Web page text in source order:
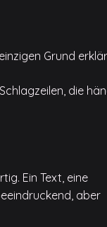
Grund
die
Ein Text, eine
aber